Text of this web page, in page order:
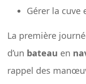
Gérer la cuve
La première
d’un bateau en
rappel des